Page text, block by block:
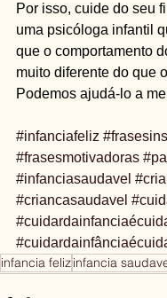
Por isso, cuide do seu
uma psicóloga infantil
que o comportamento
muito diferente do que
Podemos ajudá-lo a
#infanciafeliz
#frasesmotivadoras
#infanciasaudavel
#criancasaudavel
infancia felizinfancia